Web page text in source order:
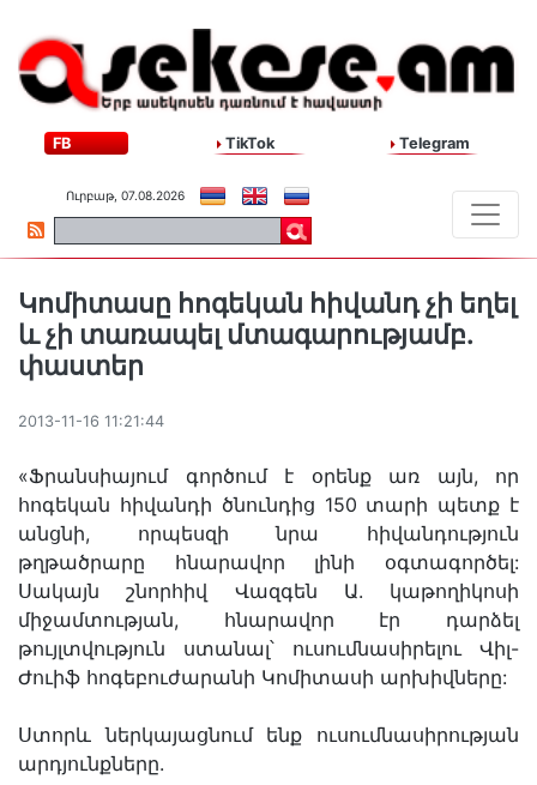
FB TikTok Telegram
Ուրբաթ, 07.08.2026
Կոմիտասը հոգեկան հիվանդ չի եղել
և չի տառապել մտագարությամբ.
փաստեր
2013-11-16 11:21:44
«Ֆրանսիայում գործում է օրենք առ այն, որ
հոգեկան հիվանդի ծնունդից 150 տարի պետք է
անցնի, որպեսզի նրա հիվանդություն
թղթածրարը հնարավոր լինի օգտագործել:
Սակայն շնորհիվ Վազգեն Ա. կաթողիկոսի
միջամտության, հնարավոր էր դարձել
թույլտվություն ստանալ՝ ուսումնասիրելու Վիլ-
Ժուիֆ հոգեբուժարանի Կոմիտասի արխիվները:
Ստորև ներկայացնում ենք ուսումնասիրության
արդյունքները.